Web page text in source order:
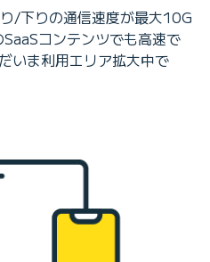
/下りの通信速度が最大10G
コンテンツでも高速で
いま利用エリア拡大中で